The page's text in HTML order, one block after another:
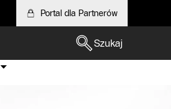
Portal dla Partnerów
Szukaj